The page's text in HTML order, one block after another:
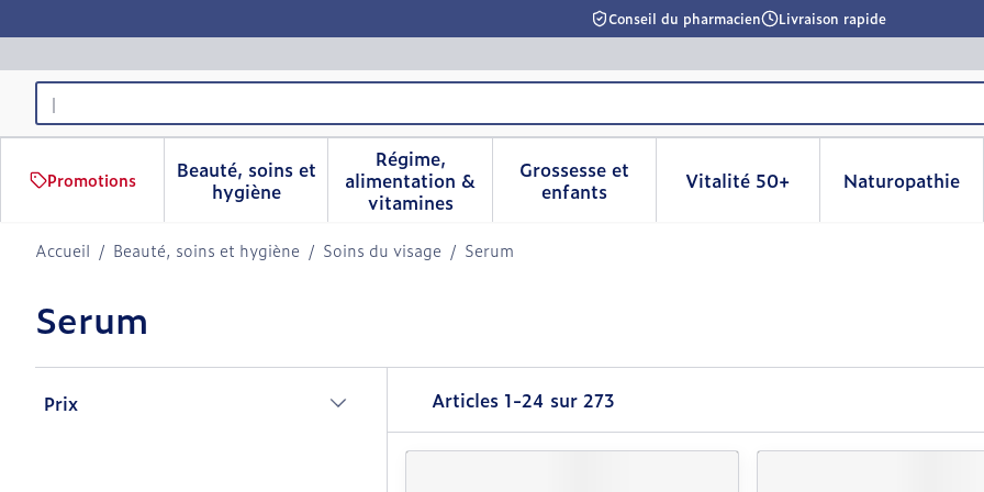
Conseil du pharmacien Livraison rapide
Rechercher
Promotions
Beauté, soins et
hygièneAfficher le sous-menu pour la catégorie Beauté, soins et hygiène
Régime,
alimentation &
vitaminesAfficher le sous-menu pour la catégorie Régime, alimentation &
Grossesse et
enfantsAfficher le sous-menu pour la catégorie
Vitalité 50+Afficher le sous-menu pour
Naturopathie
Afficher
Accueil / Beauté, soins et hygiène / Soins du visage / Serum
Serum
Prix
Articles 1-24 sur 273